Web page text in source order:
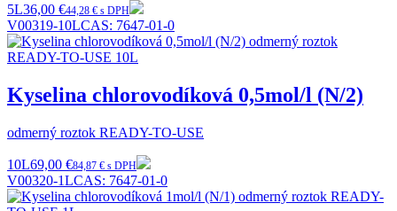
5L36,00 €44,28 € s DPH
V00319-10LCAS: 7647-01-0
Kyselina chlorovodíková 0,5mol/l (N/2)
odmerný roztok READY-TO-USE
10L69,00 €84,87 € s DPH
V00320-1LCAS: 7647-01-0